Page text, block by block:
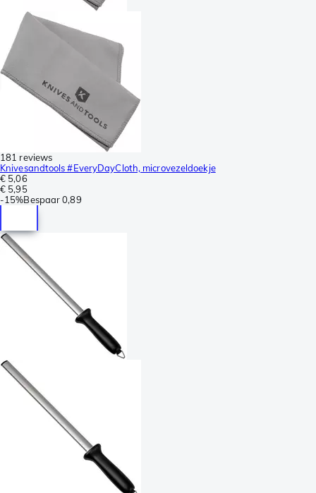
181 reviews
Knivesandtools #EveryDayCloth, microvezeldoekje
€ 5,06
€ 5,95
-15%Bespaar 0,89